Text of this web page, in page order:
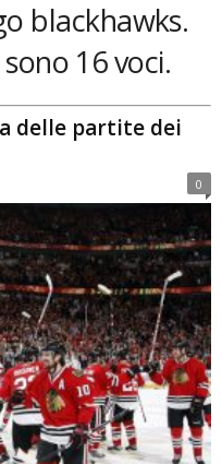
blackhawks.
16 voci.
delle partite dei
0